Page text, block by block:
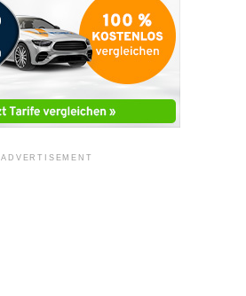
ADVERTISEMENT